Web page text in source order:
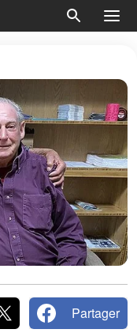
Partager